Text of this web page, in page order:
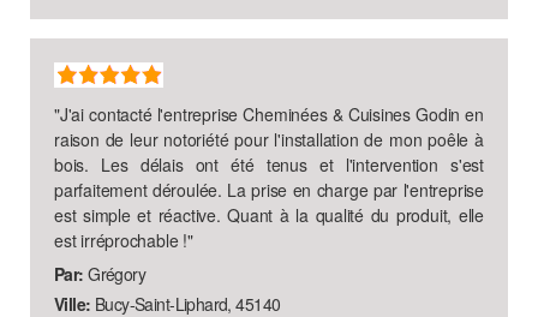
"J'ai contacté l'entreprise Cheminées & Cuisines Godin en
raison de leur notoriété pour l'installation de mon poêle à
bois. Les délais ont été tenus et l'intervention s'est
parfaitement déroulée. La prise en charge par l'entreprise
est simple et réactive. Quant à la qualité du produit, elle
est irréprochable !"
Par: Grégory
Ville: Bucy-Saint-Liphard, 45140